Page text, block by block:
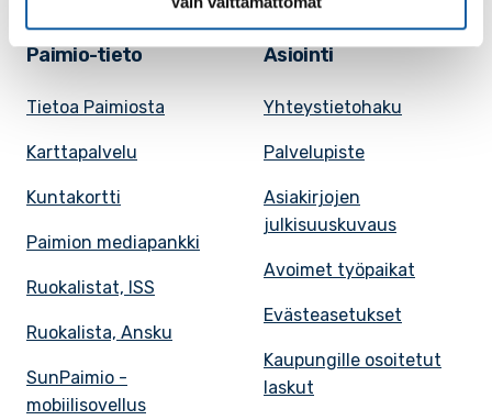
Paimio-tieto
Tietoa Paimiosta
Karttapalvelu
Kuntakortti
Paimion mediapankki
Ruokalistat, ISS
Ruokalista, Ansku
SunPaimio -
mobiilisovellus
Asiointi
Yhteystietohaku
Palvelupiste
Asiakirjojen
julkisuuskuvaus
Avoimet työpaikat
Evästeasetukset
Kaupungille osoitetut
laskut